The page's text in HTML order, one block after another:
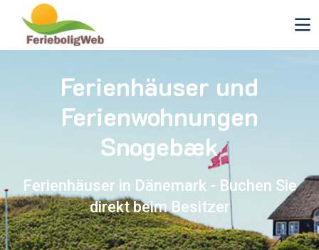
Ferienhäuser und
Ferienwohnungen
Snogebæk
Ferienhäuser in Dänemark - Buchen Sie
direkt beim Besitzer